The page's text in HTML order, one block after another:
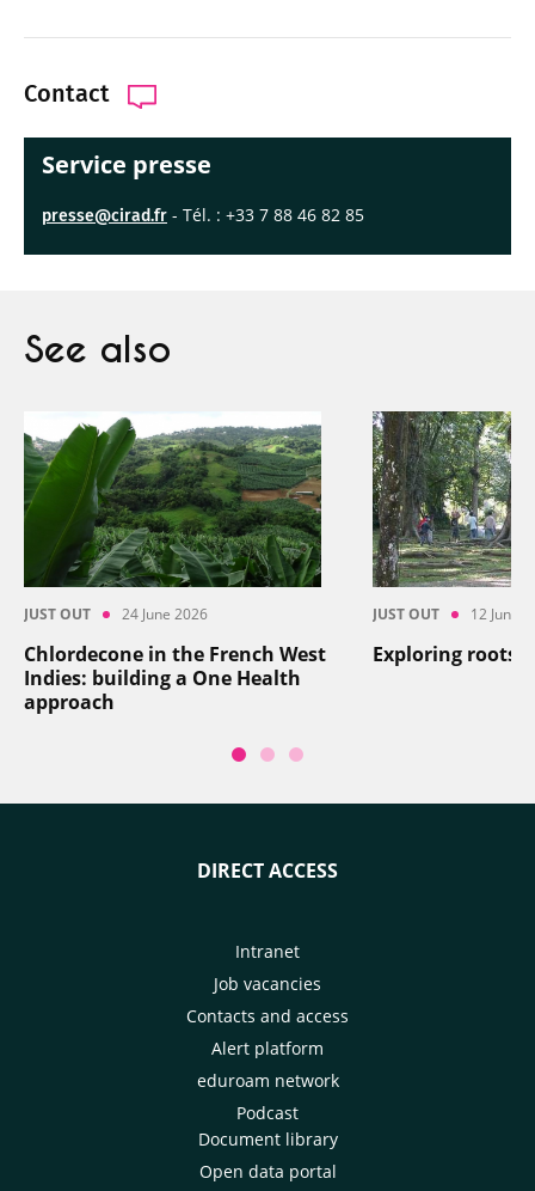
Contact
Service presse
presse@cirad.fr - Tél. : +33 7 88 46 82 85
See also
JUST OUT 24 June 2026
Chlordecone in the French West
Indies: building a One Health
approach
JUST OUT 12 June
Exploring roots
DIRECT ACCESS
Intranet
Job vacancies
Contacts and access
Alert platform
eduroam network
Podcast
Document library
Open data portal